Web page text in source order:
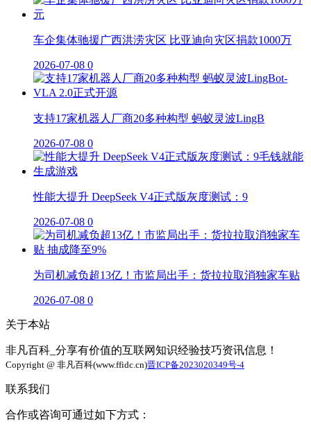
车企集体驰援广西洪涝灾区 比亚迪向灾区捐款1000万
2026-07-08 0
支持17家机器人厂商20多种构型 蚂蚁灵波LingB
2026-07-08 0
性能大提升 DeepSeek V4正式版灰度测试：9
2026-07-08 0
为司机减负超13亿！市监局出手：货拉拉取消独家车贴
2026-07-08 0
关于本站
非凡百科_分享有价值的互联网知识经验技巧资讯信息！
Copyright @ 非凡百科(www.ffidc.cn)晋ICP备2023020349号-4
联系我们
合作或咨询可通过如下方式：